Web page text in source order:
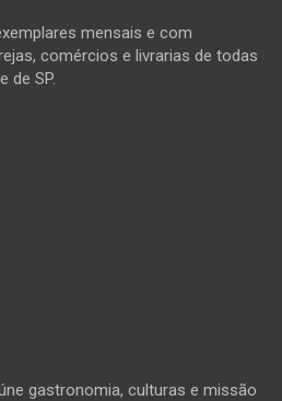
mensais e com
comércios e livrarias de todas
de SP.
gastronomia, culturas e missão